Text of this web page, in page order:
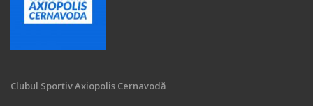
Clubul Sportiv Axiopolis Cernavodă